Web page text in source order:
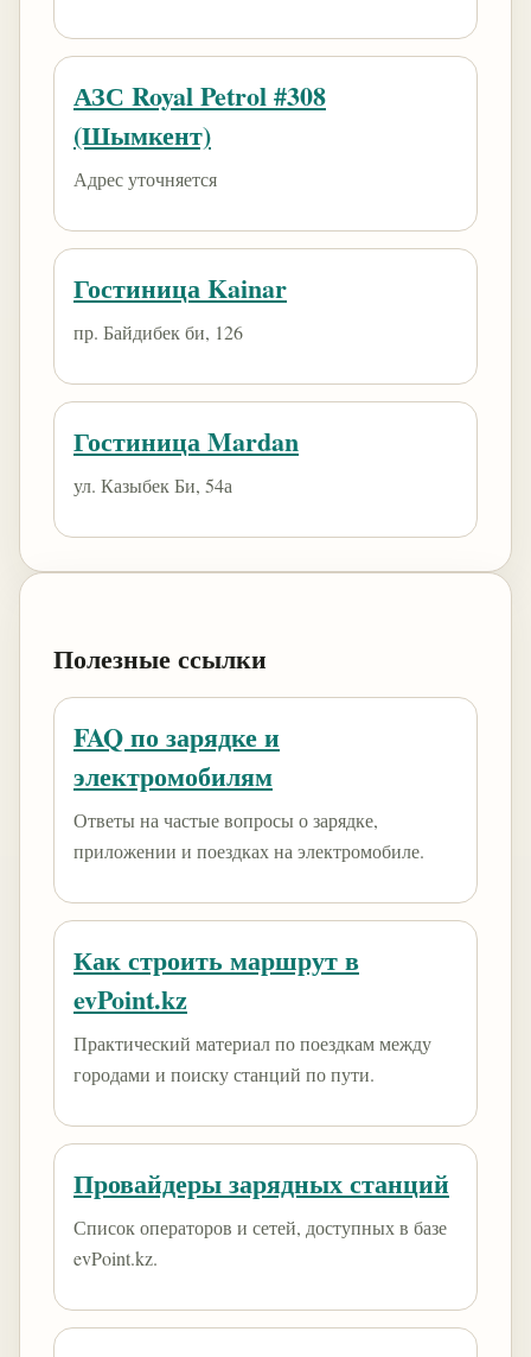
АЗС Royal Petrol #308
(Шымкент)
Адрес уточняется
Гостиница Kainar
пр. Байдибек би, 126
Гостиница Mardan
ул. Казыбек Би, 54а
Полезные ссылки
FAQ по зарядке и
электромобилям
Ответы на частые вопросы о зарядке,
приложении и поездках на электромобиле.
Как строить маршрут в
evPoint.kz
Практический материал по поездкам между
городами и поиску станций по пути.
Провайдеры зарядных станций
Список операторов и сетей, доступных в базе
evPoint.kz.